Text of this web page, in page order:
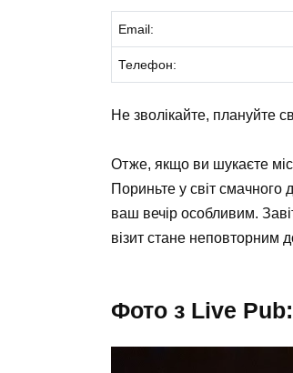
Email:
Телефон:
Не зволікайте, плануйте
Отже, якщо ви шукаєте
Пориньте у світ смачного
ваш вечір особливим.
візит стане неповторним
Фото з Live Pub: